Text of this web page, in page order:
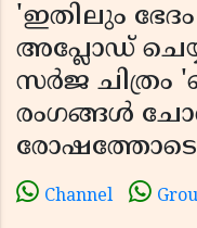
'ഇതിലും
അപ്ലോഡ്
സർജ ചിത്രം
രംഗങ്ങൾ
രോഷത്തോടെ
Channel